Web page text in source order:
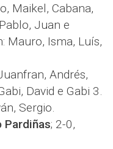
Maikel, Cabana,
Juan e
Mauro, Isma, Luís,
Andrés,
David e Gabi 3.
Sergio.
Pardiñas; 2-0,